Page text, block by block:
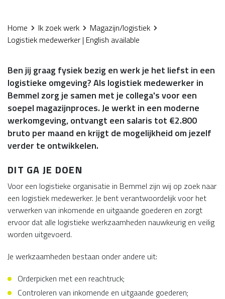
Home Ik zoek werk
Magazijn/logistiek
Logistiek medewerker | English available
Ben jij graag fysiek bezig en werk je het liefst in een
logistieke omgeving? Als logistiek medewerker in
Bemmel zorg je samen met je collega's voor een
soepel magazijnproces. Je werkt in een moderne
werkomgeving, ontvangt een salaris tot €2.800
bruto per maand en krijgt de mogelijkheid om jezelf
verder te ontwikkelen.
DIT GA JE DOEN
Voor een logistieke organisatie in Bemmel zijn wij op zoek naar
een logistiek medewerker. Je bent verantwoordelijk voor het
verwerken van inkomende en uitgaande goederen en zorgt
ervoor dat alle logistieke werkzaamheden nauwkeurig en veilig
worden uitgevoerd.
Je werkzaamheden bestaan onder andere uit:
Orderpicken met een reachtruck;
Controleren van inkomende en uitgaande goederen;